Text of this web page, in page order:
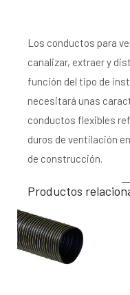
Los conductos para
canalizar, extraer y
función del tipo de
necesitará unas
conductos flexibles
duros de ventilación
de construcción.
Productos